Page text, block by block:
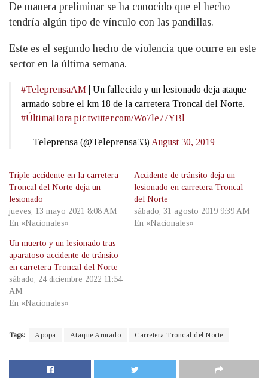
De manera preliminar se ha conocido que el hecho
tendría algún tipo de vínculo con las pandillas.
Este es el segundo hecho de violencia que ocurre en este
sector en la última semana.
#TeleprensaAM | Un fallecido y un lesionado deja ataque
armado sobre el km 18 de la carretera Troncal del Norte.
#ÚltimaHora pic.twitter.com/Wo7le77YBl
— Teleprensa (@Teleprensa33) August 30, 2019
Triple accidente en la carretera
Troncal del Norte deja un
lesionado
jueves, 13 mayo 2021 8:08 AM
En «Nacionales»
Accidente de tránsito deja un
lesionado en carretera Troncal
del Norte
sábado, 31 agosto 2019 9:39 AM
En «Nacionales»
Un muerto y un lesionado tras
aparatoso accidente de tránsito
en carretera Troncal del Norte
sábado, 24 diciembre 2022 11:54
AM
En «Nacionales»
Tags: Apopa Ataque Armado Carretera Troncal del Norte